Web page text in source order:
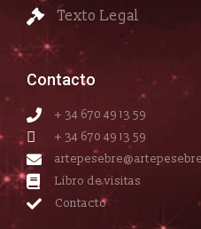
Texto Legal
Contacto
+ 34 670 49 13 59
+ 34 670 49 13 59
Libro de visitas
Contacto